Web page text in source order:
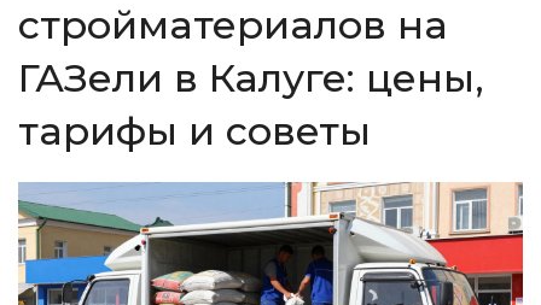
стройматериалов на
ГАЗели в Калуге: цены,
тарифы и советы